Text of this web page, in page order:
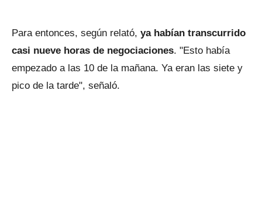
Para entonces, según relató, ya habían transcurrido
casi nueve horas de negociaciones. "Esto había
empezado a las 10 de la mañana. Ya eran las siete y
pico de la tarde", señaló.